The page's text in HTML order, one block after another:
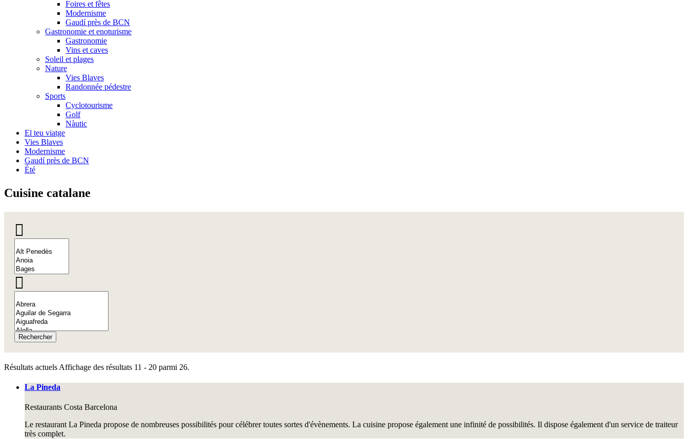
Foires et fêtes
Modernisme
Gaudí près de BCN
Gastronomie et enoturisme
Gastronomie
Vins et caves
Soleil et plages
Nature
Vies Blaves
Randonnée pédestre
Sports
Cyclotourisme
Golf
Nàutic
El teu viatge
Vies Blaves
Modernisme
Gaudí près de BCN
Été
Cuisine catalane
Rechercher
Résultats actuels Affichage des résultats 11 - 20 parmi 26.
La Pineda
Restaurants Costa Barcelona
Le restaurant La Pineda propose de nombreuses possibilités pour célébrer toutes sortes d'évènements. La cuisine propose également une infinité de possibilités. Il dispose également d'un service de traiteur
très complet.